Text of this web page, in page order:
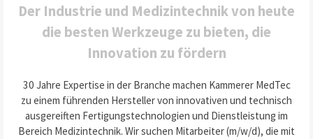
Der Industrie und Medizintechnik von heute
die besten Werkzeuge zu bieten, die
Innovation zu fördern
30 Jahre Expertise in der Branche machen Kammerer MedTec
zu einem führenden Hersteller von innovativen und technisch
ausgereiften Fertigungstechnologien und Dienstleistung im
Bereich Medizintechnik. Wir suchen Mitarbeiter (m/w/d), die mit